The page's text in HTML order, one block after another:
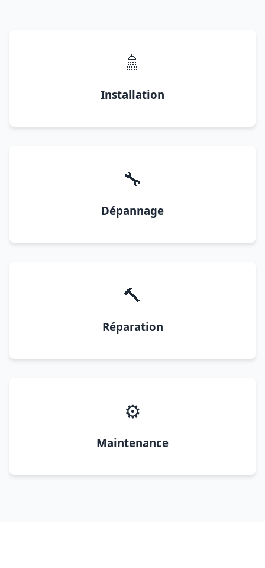
🚿
Installation
🔧
Dépannage
🔨
Réparation
⚙️
Maintenance